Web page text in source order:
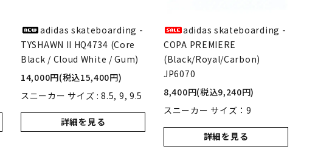
adidas skateboarding -
TYSHAWN II HQ4734 (Core
Black / Cloud White / Gum)
14,000円(税込15,400円)
スニーカー サイズ : 8.5, 9, 9.5
詳細を見る
adidas skateboarding -
COPA PREMIERE
(Black/Royal/Carbon)
JP6070
8,400円(税込9,240円)
スニーカー サイズ：9
詳細を見る